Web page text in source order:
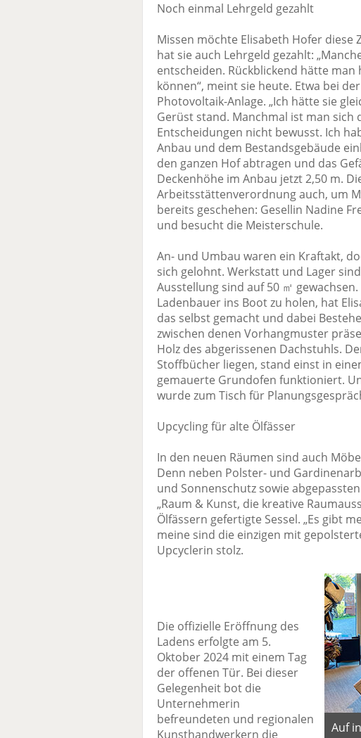
Noch einmal Lehrgeld gezahlt
Missen möchte Elisabeth Hofer diese
hat sie auch Lehrgeld gezahlt:
entscheiden. Rückblickend hätte
können“, meint sie heute. Etwa bei
Photovoltaik-Anlage. „Ich hätte sie
Gerüst stand. Manchmal ist man sich
Entscheidungen nicht bewusst. Ich
Anbau und dem Bestandsgebäude
den ganzen Hof abtragen und das
Decken­höhe im Anbau jetzt 2,50 m.
Arbeitsstättenverordnung auch, um
bereits geschehen: Gesellin Nadine
und besucht die Meisterschule.
An- und Umbau waren ein Kraftakt,
sich gelohnt. Werkstatt und Lager
Ausstellung sind auf 50 ㎡
Ladenbauer ins Boot zu holen, hat
das selbst gemacht und dabei
zwischen denen Vorhangmuster
Holz des abgerissenen Dachstuhls.
Stoffbücher liegen, stand einst in
gemauerte Grundofen funktioniert.
wurde zum Tisch für
Upcycling für alte Ölfässer
In den neuen Räumen sind auch
Denn neben Polster- und
und Sonnenschutz sowie
„Raum & Kunst, die kreative
Ölfässern gefertigte Sessel. „Es gibt
meine sind die einzigen mit
Upcyclerin stolz.
Auf
Die offizielle Eröffnung des
Ladens erfolgte am 5.
Oktober 2024 mit einem Tag
der offenen Tür. Bei dieser
Gelegenheit bot die
Unternehmerin
befreundeten und regionalen
Kunsthandwerkern die